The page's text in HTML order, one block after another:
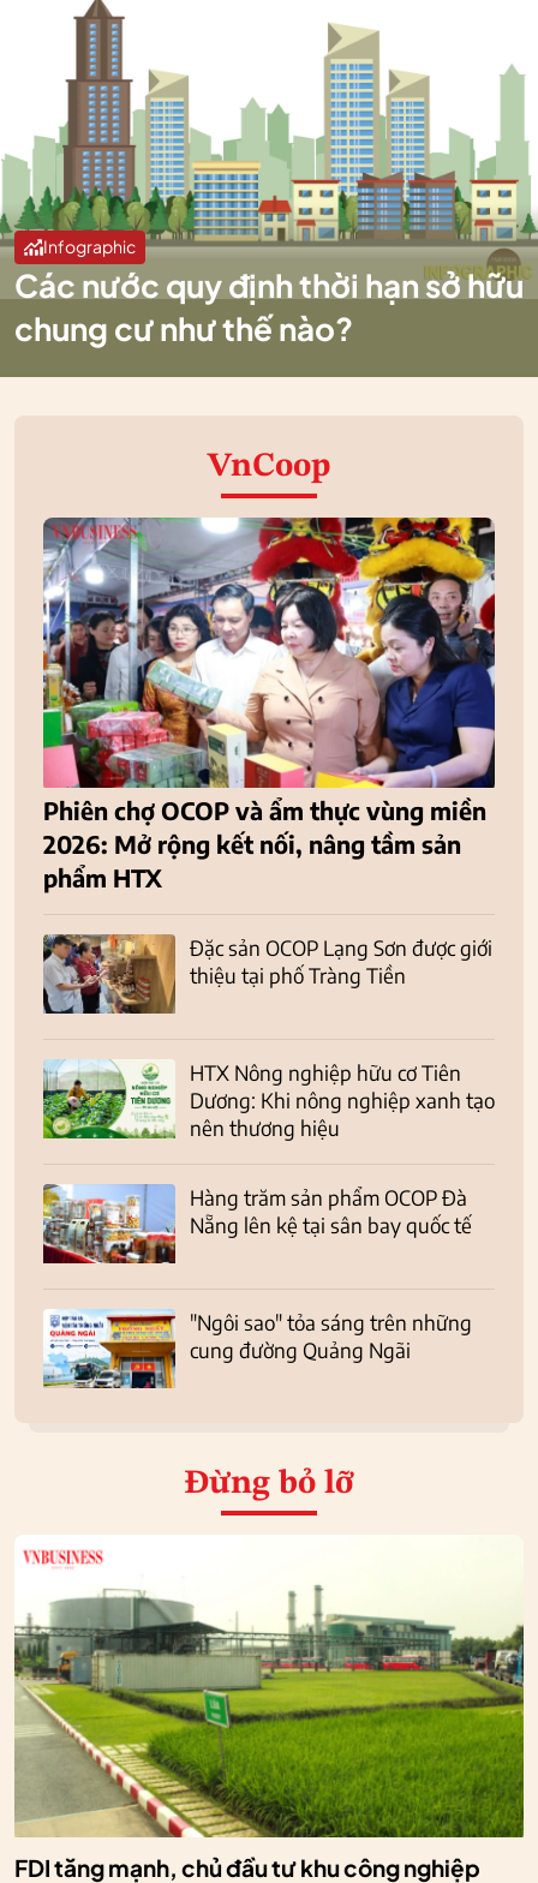
Infographic
Các nước quy định thời hạn sở hữu
chung cư như thế nào?
VnCoop
Phiên chợ OCOP và ẩm thực vùng miền
2026: Mở rộng kết nối, nâng tầm sản
phẩm HTX
Đặc sản OCOP Lạng Sơn được giới
thiệu tại phố Tràng Tiền
HTX Nông nghiệp hữu cơ Tiên
Dương: Khi nông nghiệp xanh tạo
nên thương hiệu
Hàng trăm sản phẩm OCOP Đà
Nẵng lên kệ tại sân bay quốc tế
"Ngôi sao" tỏa sáng trên những
cung đường Quảng Ngãi
Đừng bỏ lỡ
FDI tăng mạnh, chủ đầu tư khu công nghiệp